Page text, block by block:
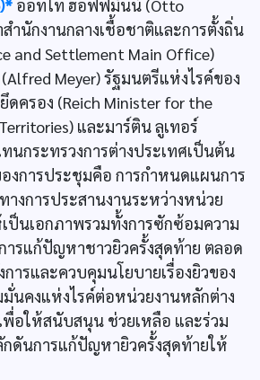
ออทโท ฮอฟฟ์มันน์ (Otto
ำนักงานกลางเชื้อชาติและการตั้งถิ่น
and Settlement Main Office)
(Alfred Meyer) รัฐมนตรีแห่งไรค์ของ
ครอง (Reich Minister for the
และมาร์ติน ลูเทอร์
นกระทรวงการต่างประเทศเป็นต้น
งการประชุมคือ การกำหนดแผนการ
างการประสานงานระหว่างหน่วย
ป็นเอกภาพรวมทั้งการซักซ้อมความ
ารแก้ปัญหาชาวยิวครั้งสุดท้าย ตลอด
ารและควบคุมนโยบายเรื่องยิวของ
มั่นคงแห่งไรค์ต่อหน่วยงานหลักต่าง
พื่อให้สนับสนุน ช่วยเหลือ และร่วม
ดันการแก้ปัญหายิวครั้งสุดท้ายให้